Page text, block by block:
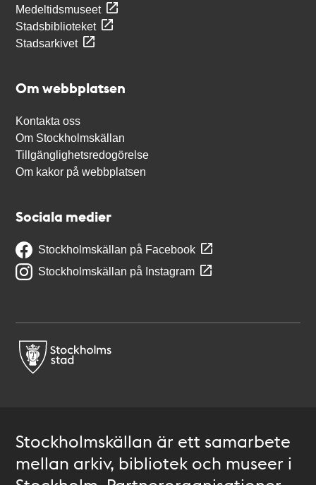
Medeltidsmuseet
Stadsbiblioteket
Stadsarkivet
Om webbplatsen
Kontakta oss
Om Stockholmskällan
Tillgänglighetsredogörelse
Om kakor på webbplatsen
Sociala medier
Stockholmskällan på Facebook
Stockholmskällan på Instagram
Stockholmskällan är ett samarbete
mellan arkiv, bibliotek och museer i